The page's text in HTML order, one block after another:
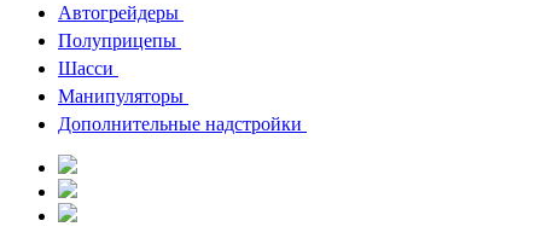
Автогрейдеры
Полуприцепы
Шасси
Манипуляторы
Дополнительные надстройки